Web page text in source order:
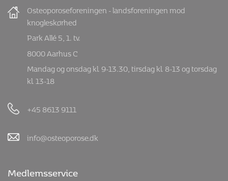
Osteoporoseforeningen - landsforeningen mod
knogleskørhed
Park Allé 5, 1. tv.
8000 Aarhus C
Mandag og onsdag kl. 9-13.30, tirsdag kl. 8-13 og torsdag
kl. 13-18
+45 8613 9111
info@osteoporose.dk
Medlemsservice